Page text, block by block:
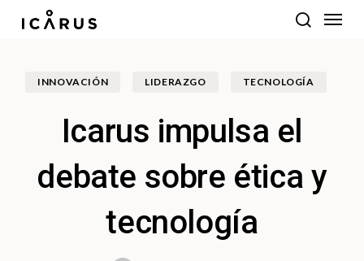
Menú
INNOVACIÓN LIDERAZGO TECNOLOGÍA
Icarus impulsa el
debate sobre ética y
tecnología